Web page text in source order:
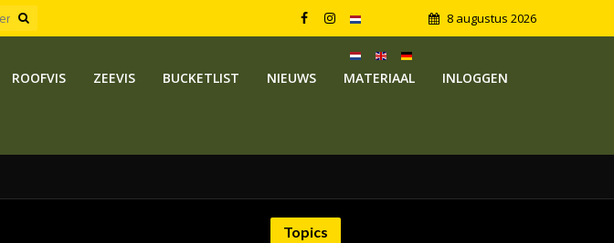
8 augustus 2026
ROOFVIS ZEEVIS BUCKETLIST NIEUWS MATERIAAL
INLOGGEN
Topics